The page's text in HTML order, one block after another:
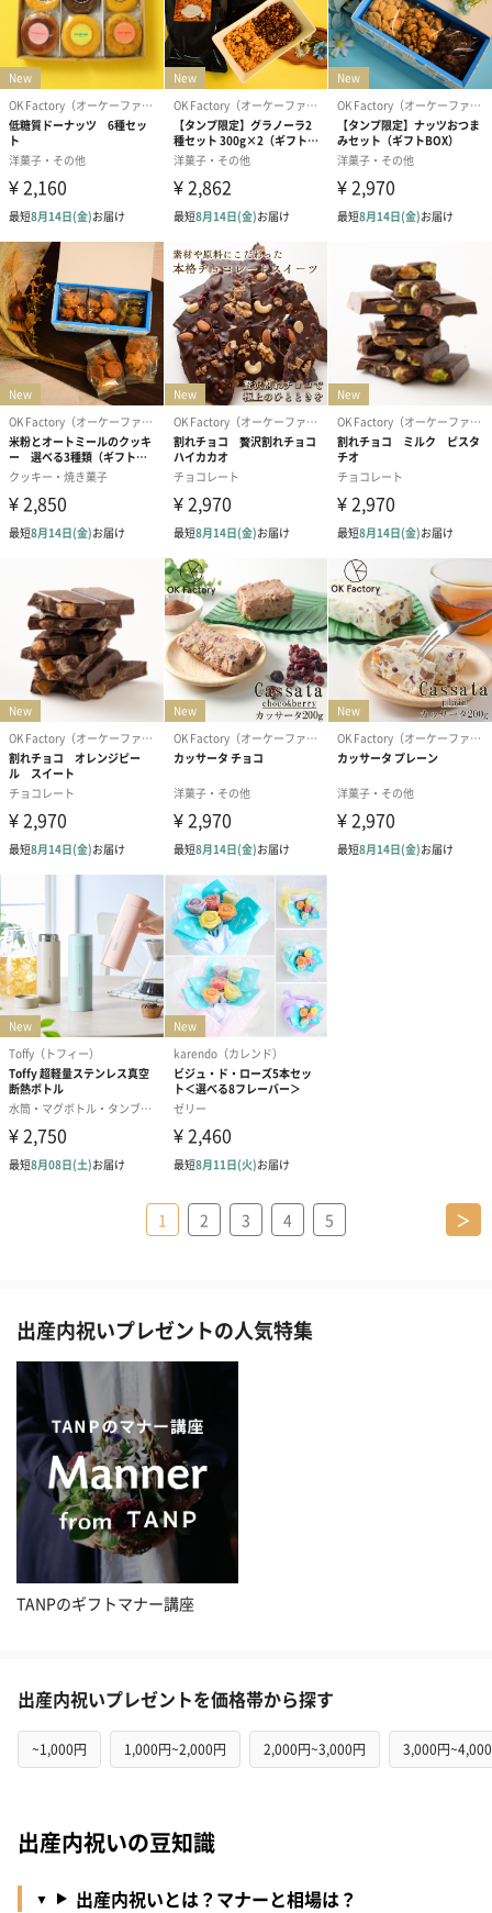
1 2 3 4 5 ＞
出産内祝いプレゼントの人気特集
TANPのギフトマナー講座
出産内祝いプレゼントを価格帯から探す
~1,000円 1,000円~2,000円 2,000円~3,000円 3,000円
出産内祝いの豆知識
出産内祝いとは？マナーと相場は？